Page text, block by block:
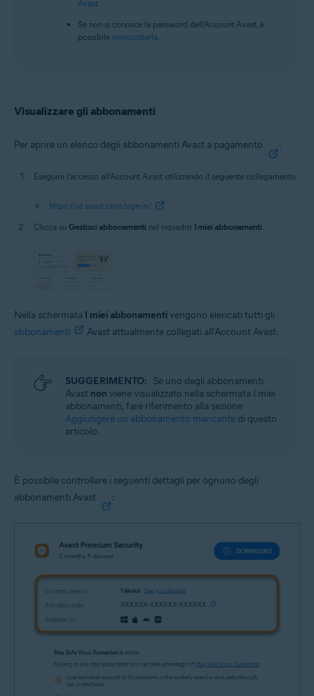
Avast.
Se non si conosce la password dell’Account Avast, è
possibile reimpostarla.
Visualizzare gli abbonamenti
Per aprire un elenco degli abbonamenti Avast a pagamento :
Eseguire l’accesso all’Account Avast utilizzando il seguente collegamento:
https://id.avast.com/sign-in/
Clicca su Gestisci abbonamenti nel riquadro I miei abbonamenti.
Nella schermata I miei abbonamentivengono elencati tutti gli
abbonamenti
Avast attualmente collegati all'Account Avast.
SUGGERIMENTO: Se uno degli abbonamenti
Avast non viene visualizzato nella schermata I miei
abbonamenti, fare riferimento alla sezione
Aggiungere un abbonamento mancante di questo
articolo.
È possibile controllare i seguenti dettagli per ognuno degli
abbonamenti Avast
: